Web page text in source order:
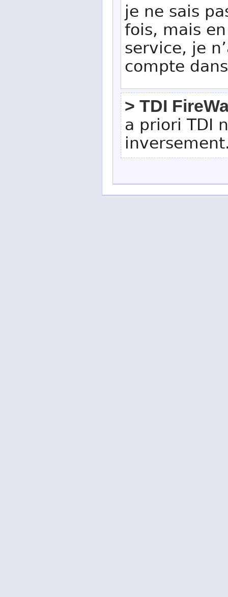
je ne sais
fois, mais
service, je
compte
> TDI
a priori TDI